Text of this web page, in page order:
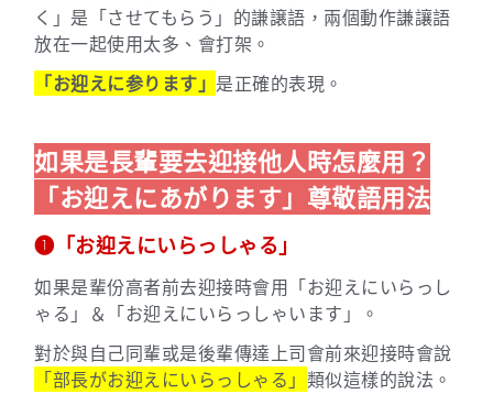
く」是「させてもらう」的謙譲語，兩個動作謙讓語
放在一起使用太多、會打架。
「お迎えに参ります」 是正確的表現。
如果是長輩要去迎接他人時怎麼用？
「お迎えにあがります」尊敬語用法
➊「お迎えにいらっしゃる」
如果是輩份高者前去迎接時會用「お迎えにいらっし
ゃる」＆「お迎えにいらっしゃいます」。
對於與自己同輩或是後輩傳達上司會前來迎接時會說
「部長がお迎えにいらっしゃる」 類似這樣的說法。